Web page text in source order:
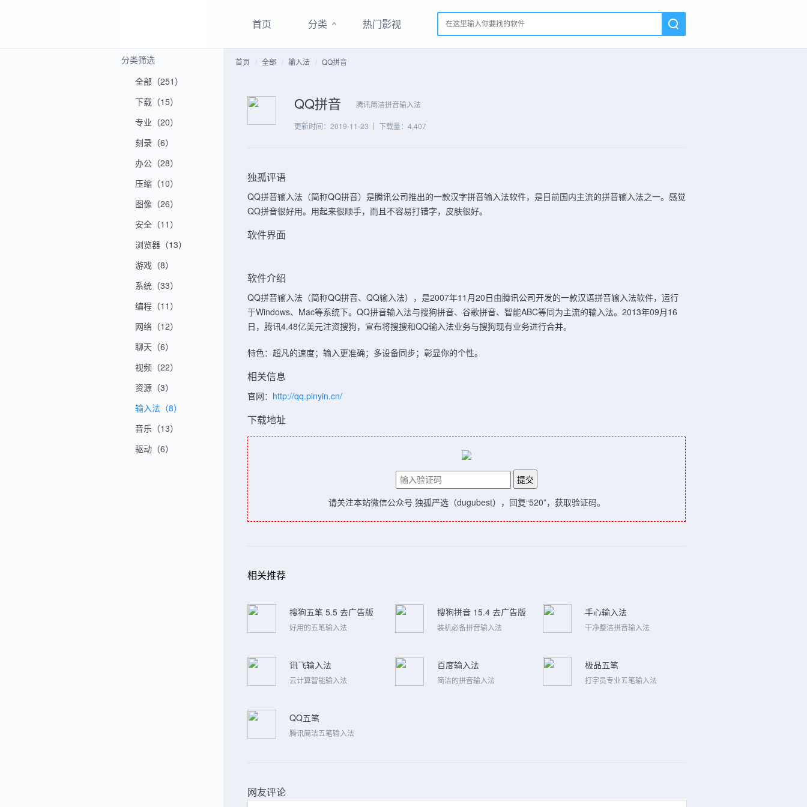
首页 分类 热门影视
首页 全部 输入法 QQ拼音
QQ拼音 腾讯简洁拼音输入法
更新时间：2019-11-23 下载量：4,407
独孤评语
QQ拼音输入法（简称QQ拼音）是腾讯公司推出的一款汉字拼音输入法软件，是目前国内主流的拼音输入法之一。感觉
QQ拼音很好用。用起来很顺手，而且不容易打错字，皮肤很好。
软件界面
软件介绍
QQ拼音输入法（简称QQ拼音、QQ输入法），是2007年11月20日由腾讯公司开发的一款汉语拼音输入法软件，运行
于Windows、Mac等系统下。QQ拼音输入法与搜狗拼音、谷歌拼音、智能ABC等同为主流的输入法。2013年09月16
日，腾讯4.48亿美元注资搜狗，宣布将搜搜和QQ输入法业务与搜狗现有业务进行合并。
特色：超凡的速度；输入更准确；多设备同步；彰显你的个性。
相关信息
官网： http://qq.pinyin.cn/
下载地址
请关注本站微信公众号 独孤严选（dugubest），回复“520”，获取验证码。
相关推荐
搜狗五笔 5.5 去广告版
好用的五笔输入法
搜狗拼音 15.4 去广告版
装机必备拼音输入法
手心输入法
干净整洁拼音输入法
讯飞输入法
云计算智能输入法
百度输入法
简洁的拼音输入法
极品五笔
打字员专业五笔输入法
QQ五笔
腾讯简洁五笔输入法
网友评论
分类筛选
全部（251）
下载（15）
专业（20）
刻录（6）
办公（28）
压缩（10）
图像（26）
安全（11）
浏览器（13）
游戏（8）
系统（33）
编程（11）
网络（12）
聊天（6）
视频（22）
资源（3）
输入法（8）
音乐（13）
驱动（6）